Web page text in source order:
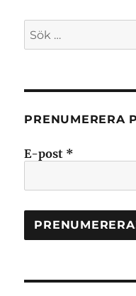
Sök
efter:
PRENUMERERA
E-post *